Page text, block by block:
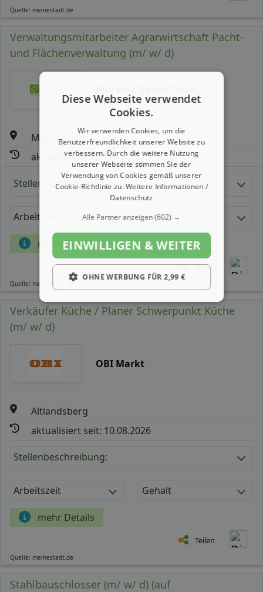
Quelle: meinestadt.de
Verwaltungsmitarbeiter Agrarwirtschaft Pacht-
und Flächenverwaltung (m/ w/ d)
Müncheberg
aktualisiert seit: 08.08.2026
Stellenbeschreibung:
Arbeitszeit Gehalt
mehr Details
Teilen
Quelle: meinestadt.de
Verkäufer Küche / Planer Schwerpunkt Küche
(m/ w/ d)
OBI Markt
Altlandsberg
aktualisiert seit: 10.08.2026
Stellenbeschreibung:
Arbeitszeit Gehalt
mehr Details
Teilen
Quelle: meinestadt.de
Stahlbauschlosser (m/ w/ d) (auf
Diese Webseite verwendet
Cookies.
Wir verwenden Cookies, um die
Benutzerfreundlichkeit unserer Website zu
verbessern. Durch die weitere Nutzung
unserer Webseite stimmen Sie der
Verwendung von Cookies gemäß unserer
Cookie-Richtlinie zu.Weitere Informationen /
Datenschutz
Alle Partner anzeigen(602) →
EINWILLIGEN & WEITER
OHNE WERBUNG FÜR 2,99 €